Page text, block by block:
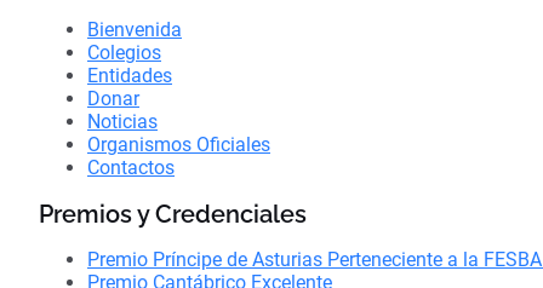
Bienvenida
Colegios
Entidades
Donar
Noticias
Organismos Oficiales
Contactos
Premios y Credenciales
Premio Príncipe de Asturias Perteneciente a la
Premio Cantábrico Excelente